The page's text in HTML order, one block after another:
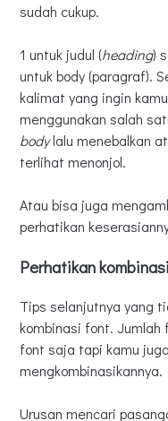
sudah cukup.
1 untuk judul (heading)
untuk body (paragraf).
kalimat yang ingin
menggunakan salah
bodylalu menebalkan
terlihat menonjol.
Atau bisa juga
perhatikan
Perhatikan
Tips selanjutnya yang
kombinasi font. Jumlah
font saja tapi kamu
mengkombinasikannya.
Urusan mencari